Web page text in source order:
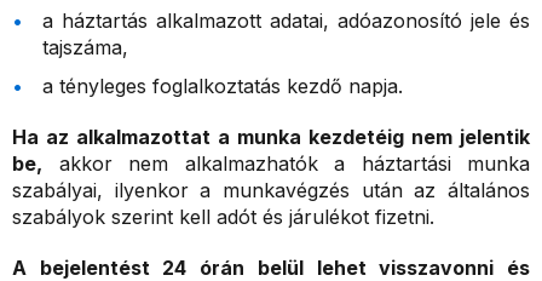
a háztartás alkalmazott adatai, adóazonosító jele és
tajszáma,
a tényleges foglalkoztatás kezdő napja.
Ha az alkalmazottat a munka kezdetéig nem jelentik
be, akkor nem alkalmazhatók a háztartási munka
szabályai, ilyenkor a munkavégzés után az általános
szabályok szerint kell adót és járulékot fizetni.
A bejelentést 24 órán belül lehet visszavonni és